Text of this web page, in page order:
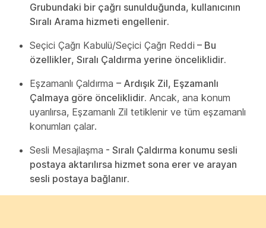
Grubundaki bir çağrı sunulduğunda, kullanıcının
Sıralı Arama hizmeti engellenir.
Seçici Çağrı Kabulü/Seçici Çağrı Reddi – Bu
özellikler, Sıralı Çaldırma yerine önceliklidir.
Eşzamanlı Çaldırma – Ardışık Zil, Eşzamanlı
Çalmaya göre önceliklidir. Ancak, ana konum
uyarılırsa, Eşzamanlı Zil tetiklenir ve tüm eşzamanlı
konumları çalar.
Sesli Mesajlaşma - Sıralı Çaldırma konumu sesli
postaya aktarılırsa hizmet sona erer ve arayan
sesli postaya bağlanır.